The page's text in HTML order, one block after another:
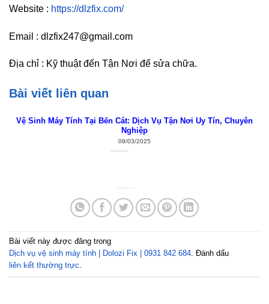
Website : https://dlzfix.com/
Email : dlzfix247@gmail.com
Địa chỉ : Kỹ thuật đến Tận Nơi để sửa chữa.
Bài viết liên quan
Vệ Sinh Máy Tính Tại Bến Cát: Dịch Vụ Tận Nơi Uy Tín, Chuyên
Nghiệp
09/03/2025
Bài viết này được đăng trong
Dịch vụ vệ sinh máy tính | Dolozi Fix | 0931 842 684. Đánh dấu
liên kết thường trực.